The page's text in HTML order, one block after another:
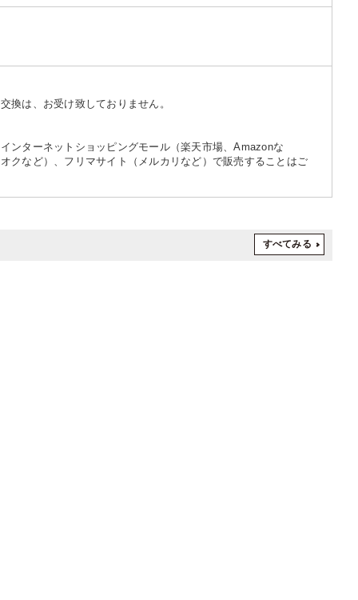
換は、お受け致しておりません。
ンターネットショッピングモール（楽天市場、Amazonな
クなど）、フリマサイト（メルカリなど）で販売することはご
すべてみる